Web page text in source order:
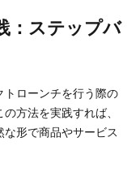
：ステップバ
トローンチを行う際の
方法を実践すれば、
形で商品やサービス